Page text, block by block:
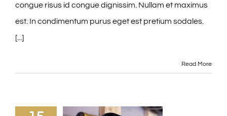
congue risus id congue dignissim. Nullam et maximus
est. In condimentum purus eget est pretium sodales.
[...]
Read More